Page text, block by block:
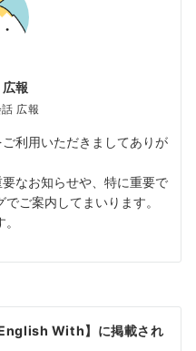
報
広報
利用いただきましてありが
なお知らせや、特に重要で
ご案内してまいります。
With】に掲載され